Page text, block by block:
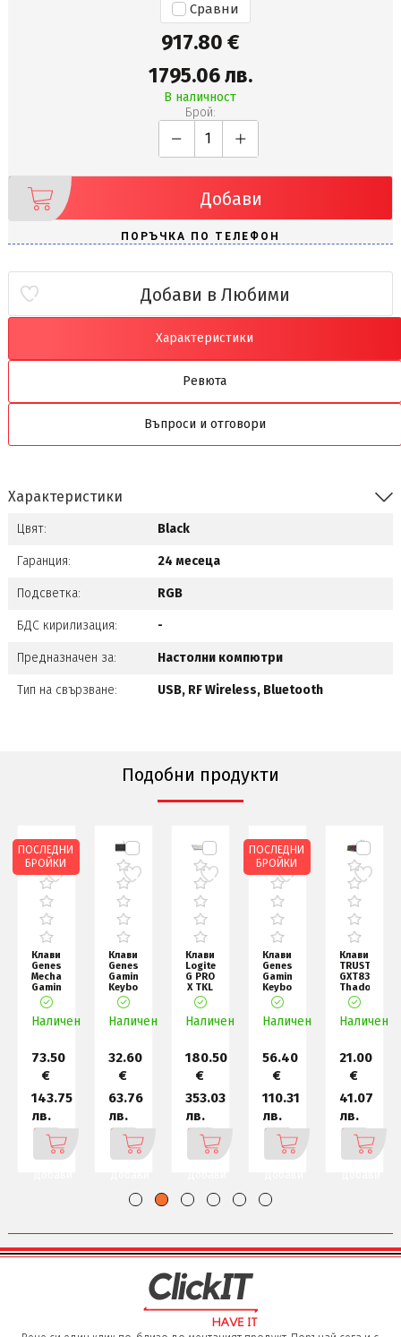
Сравни
917.80 €
1795.06 лв.
В наличност
Брой:
Добави
Добави в Любими
Характеристики
Ревюта
Въпроси и отговори
Характеристики
Цвят: Black
Гаранция: 24 месеца
Подсветка: RGB
БДС кирилизация: -
Предназначен за: Настолни компютри
Тип на свързване: USB, RF Wireless, Bluetooth
Подобни продукти
Клавиатура
Genesis
Mechanical
Gaming
Keyboard
Thor
Наличен
73.50
€
143.75
лв.
ПОСЛЕДНИ
БРОЙКИ
Клавиатура
Genesis
Gaming
Keyboard
Thor
230
TKL
Наличен
32.60
€
63.76
лв.
Клавиатура
Logitech
G PRO
X TKL
LIGHTSPEED
Gaming
Наличен
180.50
€
353.03
лв.
Клавиатура
Genesis
Gaming
Keyboard
Thor
230
TKL
Наличен
56.40
€
110.31
лв.
ПОСЛЕДНИ
БРОЙКИ
Клавиатура
TRUST
GXT833
Thado
TKL
Keyboard,
Black
Наличен
21.00
€
41.07
лв.